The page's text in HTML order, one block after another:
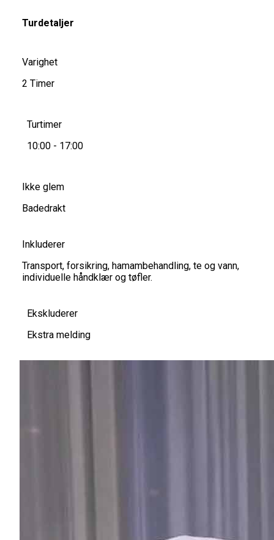
Turdetaljer
Varighet
2 Timer
Turtimer
10:00 - 17:00
Ikke glem
Badedrakt
Inkluderer
Transport, forsikring, hamambehandling, te og vann,
individuelle håndklær og tøfler.
Ekskluderer
Ekstra melding